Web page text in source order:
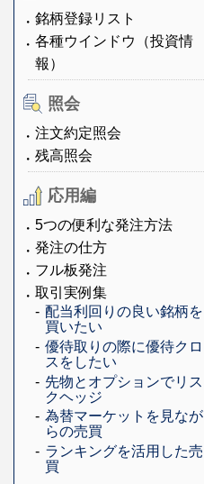
銘柄登録リスト
各種ウインドウ（投資情
報）
照会
注文約定照会
残高照会
応用編
5つの便利な発注方法
発注の仕方
フル板発注
取引実例集
配当利回りの良い銘柄を
買いたい
優待取りの際に優待クロ
スをしたい
先物とオプションでリス
クヘッジ
為替マーケットを見なが
らの売買
ランキングを活用した売
買